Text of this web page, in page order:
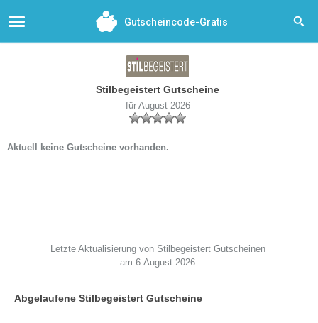
Gutscheincode-Gratis
Stilbegeistert Gutscheine
für August 2026
Aktuell keine Gutscheine vorhanden.
Letzte Aktualisierung von Stilbegeistert Gutscheinen
am 6.August 2026
Abgelaufene Stilbegeistert Gutscheine